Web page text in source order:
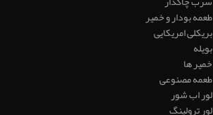
طعمه بودار و خمیر
بریکلی امریکایی
بویله
خمیر ها
طعمه مصنوعی
لور اب شور
لور ترولینگ